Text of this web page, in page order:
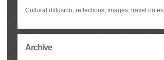
Cultural diffusion, reflections, images, travel notes
Archive